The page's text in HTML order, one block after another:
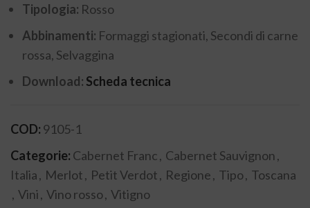
Tipologia: Rosso
Abbinamenti: Formaggi stagionati, Secondi di carne
rossa, Selvaggina
Download: Scheda tecnica
COD: 9105-1
Categorie: Cabernet Franc, Cabernet Sauvignon,
Italia, Merlot, Petit Verdot, Regione, Tipo, Toscana
, Vini, Vino rosso, Vitigno